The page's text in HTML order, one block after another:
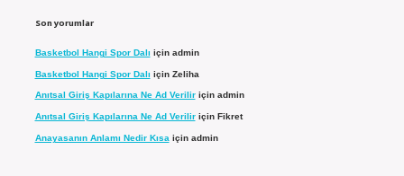
Son yorumlar
Basketbol Hangi Spor Dalı için admin
Basketbol Hangi Spor Dalı için Zeliha
Anıtsal Giriş Kapılarına Ne Ad Veriliriçin admin
Anıtsal Giriş Kapılarına Ne Ad Veriliriçin Fikret
Anayasanın Anlamı Nedir Kısa için admin